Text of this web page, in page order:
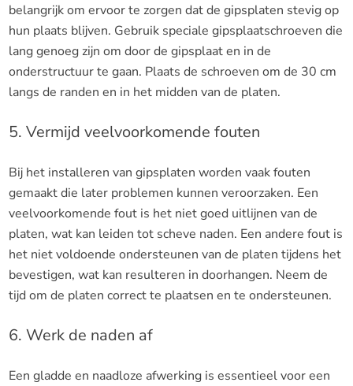
belangrijk om ervoor te zorgen dat de gipsplaten stevig op
hun plaats blijven. Gebruik speciale gipsplaatschroeven die
lang genoeg zijn om door de gipsplaat en in de
onderstructuur te gaan. Plaats de schroeven om de 30 cm
langs de randen en in het midden van de platen.
5. Vermijd veelvoorkomende fouten
Bij het installeren van gipsplaten worden vaak fouten
gemaakt die later problemen kunnen veroorzaken. Een
veelvoorkomende fout is het niet goed uitlijnen van de
platen, wat kan leiden tot scheve naden. Een andere fout is
het niet voldoende ondersteunen van de platen tijdens het
bevestigen, wat kan resulteren in doorhangen. Neem de
tijd om de platen correct te plaatsen en te ondersteunen.
6. Werk de naden af
Een gladde en naadloze afwerking is essentieel voor een